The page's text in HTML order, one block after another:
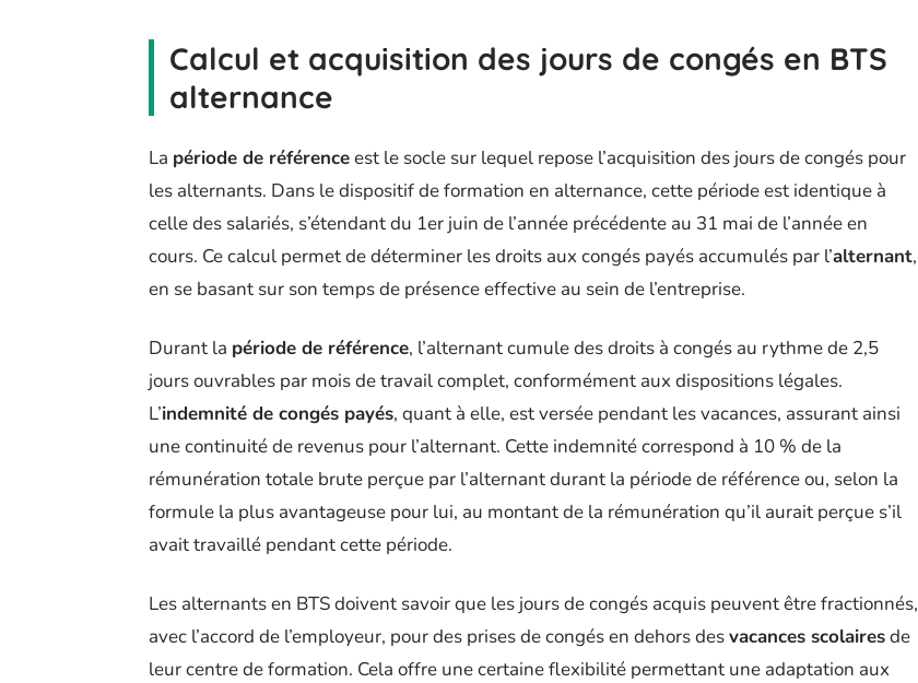
Calcul et acquisition des jours de congés en BTS
alternance
La période de référenceest le socle sur lequel repose l’acquisition des jours de congés pour
les alternants. Dans le dispositif de formation en alternance, cette période est identique à
celle des salariés, s’étendant du 1er juin de l’année précédente au 31 mai de l’année en
cours. Ce calcul permet de déterminer les droits aux congés payés accumulés par l’alternant,
en se basant sur son temps de présence effective au sein de l’entreprise.
Durant la période de référence, l’alternant cumule des droits à congés au rythme de 2,5
jours ouvrables par mois de travail complet, conformément aux dispositions légales.
L’indemnité de congés payés, quant à elle, est versée pendant les vacances, assurant ainsi
une continuité de revenus pour l’alternant. Cette indemnité correspond à 10 % de la
rémunération totale brute perçue par l’alternant durant la période de référence ou, selon la
formule la plus avantageuse pour lui, au montant de la rémunération qu’il aurait perçue s’il
avait travaillé pendant cette période.
Les alternants en BTS doivent savoir que les jours de congés acquis peuvent être fractionnés,
avec l’accord de l’employeur, pour des prises de congés en dehors desvacances scolairesde
leur centre de formation. Cela offre une certaine flexibilité permettant une adaptation aux